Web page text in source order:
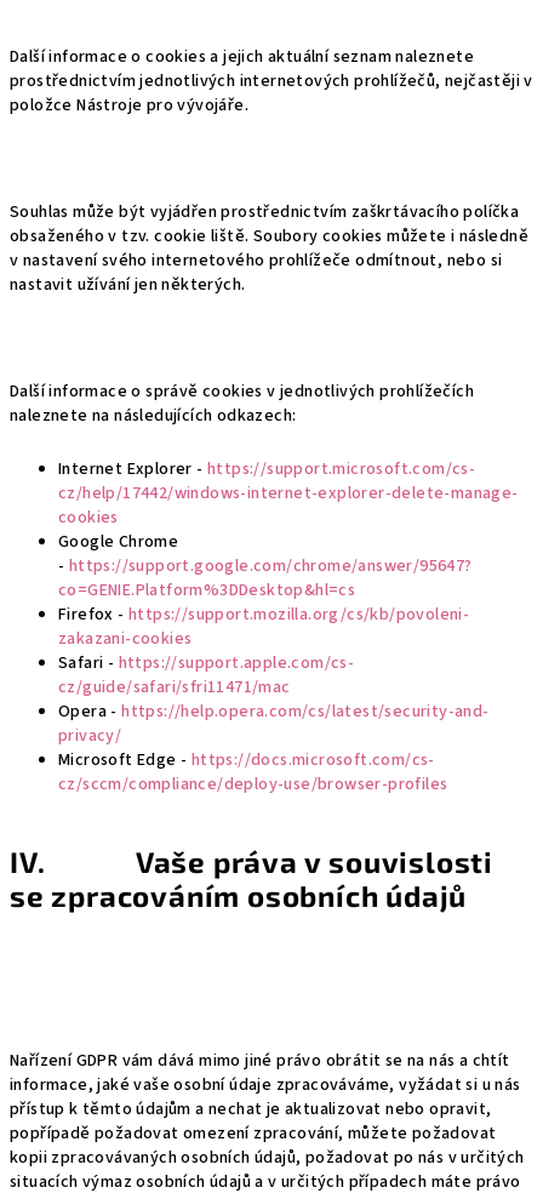
Další informace o cookies a jejich aktuální seznam naleznete
prostřednictvím jednotlivých internetových prohlížečů, nejčastěji v
položce Nástroje pro vývojáře.
Souhlas může být vyjádřen prostřednictvím zaškrtávacího políčka
obsaženého v tzv. cookie liště. Soubory cookies můžete i následně
v nastavení svého internetového prohlížeče odmítnout, nebo si
nastavit užívání jen některých.
Další informace o správě cookies v jednotlivých prohlížečích
naleznete na následujících odkazech:
Internet Explorer -https://support.microsoft.com/cs-
cz/help/17442/windows-internet-explorer-delete-manage-
cookies
Google Chrome
- https://support.google.com/chrome/answer/95647?
co=GENIE.Platform%3DDesktop&hl=cs
Firefox -https://support.mozilla.org/cs/kb/povoleni-
zakazani-cookies
Safari - https://support.apple.com/cs-
cz/guide/safari/sfri11471/mac
Opera -https://help.opera.com/cs/latest/security-and-
privacy/
Microsoft Edge - https://docs.microsoft.com/cs-
cz/sccm/compliance/deploy-use/browser-profiles
IV. Vaše práva v souvislosti
se zpracováním osobních údajů
Nařízení GDPR vám dává mimo jiné právo obrátit se na nás a chtít
informace, jaké vaše osobní údaje zpracováváme, vyžádat si u nás
přístup k těmto údajům a nechat je aktualizovat nebo opravit,
popřípadě požadovat omezení zpracování, můžete požadovat
kopii zpracovávaných osobních údajů, požadovat po nás v určitých
situacích výmaz osobních údajů a v určitých případech máte právo